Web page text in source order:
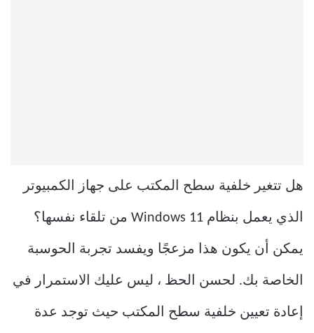
هل تتغير خلفية سطح المكتب على جهاز الكمبيوتر
الذي يعمل بنظام Windows 11 من تلقاء نفسها؟
يمكن أن يكون هذا مزعجًا ويفسد تجربة الحوسبة
الخاصة بك. لحسن الحظ ، ليس عليك الاستمرار في
إعادة تعيين خلفية سطح المكتب حيث توجد عدة